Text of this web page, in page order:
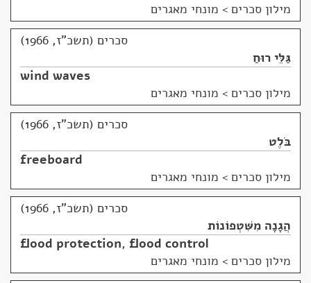
מילון סכרים > מונחי מאגרים
סכרים (תשכ"ז, 1966)
גַּלֵּי רוּחַ
wind waves
מילון סכרים > מונחי מאגרים
סכרים (תשכ"ז, 1966)
בֹּלֶט
freeboard
מילון סכרים > מונחי מאגרים
סכרים (תשכ"ז, 1966)
הֲגָנָה מִשִּׁטְפוֹנוֹת
flood protection, flood control
מילון סכרים > מונחי מאגרים